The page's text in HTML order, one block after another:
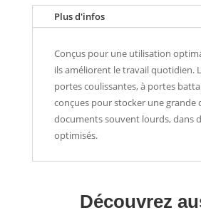
Plus d'infos
Conçus pour une utilisation
ils améliorent le travail quotidien.
portes coulissantes, à portes
conçues pour stocker une grande
documents souvent lourds, dans
optimisés.
Découvrez